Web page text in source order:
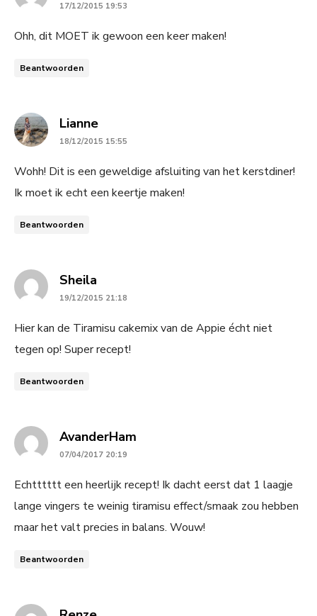
17/12/2015 19:53
Ohh, dit MOET ik gewoon een keer maken!
Beantwoorden
Liannesays:
18/12/2015 15:55
Wohh! Dit is een geweldige afsluiting van het kerstdiner!
Ik moet ik echt een keertje maken!
Beantwoorden
Sheila
19/12/2015 21:18
Hier kan de Tiramisu cakemix van de Appie écht niet
tegen op! Super recept!
Beantwoorden
AvanderHam
07/04/2017 20:19
Echtttttt een heerlijk recept! Ik dacht eerst dat 1 laagje
lange vingers te weinig tiramisu effect/smaak zou hebben
maar het valt precies in balans. Wouw!
Beantwoorden